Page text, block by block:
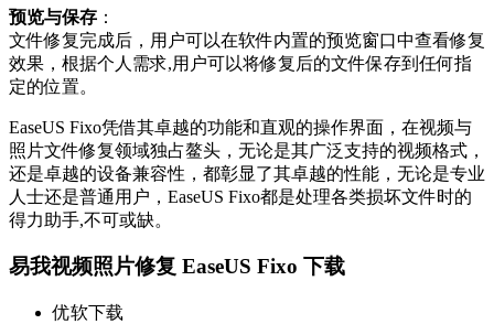
预览与保存 ：
文件修复完成后，用户可以在软件内置的预览窗口中查看修复
效果，根据个人需求,用户可以将修复后的文件保存到任何指
定的位置。
EaseUS Fixo凭借其卓越的功能和直观的操作界面，在视频与
照片文件修复领域独占鳌头，无论是其广泛支持的视频格式，
还是卓越的设备兼容性，都彰显了其卓越的性能，无论是专业
人士还是普通用户，EaseUS Fixo都是处理各类损坏文件时的
得力助手,不可或缺。
易我视频照片修复 EaseUS Fixo 下载
优软下载